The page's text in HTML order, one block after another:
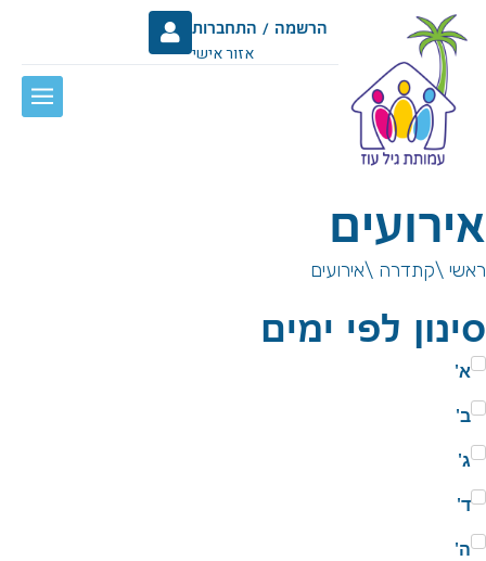
הרשמה / התחברות
אזור אישי
\קתדרה \אירועים
לפי ימים
א'
ב'
ג'
ד'
ה'